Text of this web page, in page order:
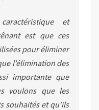
et
est que ces
pour éliminer
l’élimination des
importante que
voulons que les
souhaités et qu’ils